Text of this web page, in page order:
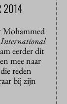
2014
Mohammed
eerder dit
mee naar
reden
bij zijn